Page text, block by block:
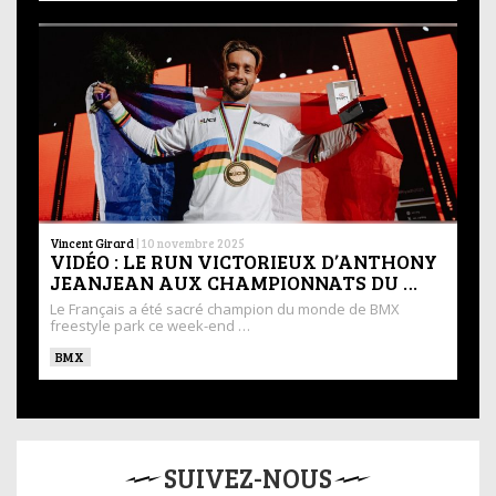
Vincent Girard | 10 novembre 2025
VIDÉO : LE RUN VICTORIEUX D’ANTHONY
JEANJEAN AUX CHAMPIONNATS DU …
Le Français a été sacré champion du monde de BMX
freestyle park ce week-end …
BMX
SUIVEZ-NOUS